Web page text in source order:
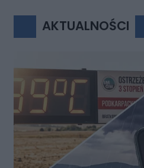
AKTUALNOŚCI